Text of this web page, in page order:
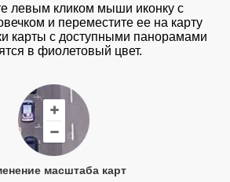
левым кликом мыши иконку с
и переместите ее на карту
карты с доступными панорамами
в фиолетовый цвет.
масштаба карт